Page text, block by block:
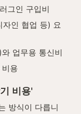
그인 구입비
자인 협업 등) 요
업무용 통신비
비용
비용'
방식이 다릅니